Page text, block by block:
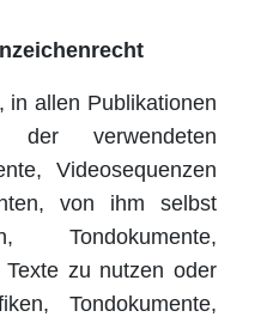
in allen Publikationen
der verwendeten
Videosequenzen
von ihm selbst
Tondokumente,
zu nutzen oder
Tondokumente,